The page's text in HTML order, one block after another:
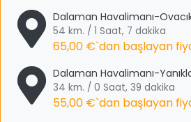
Dalaman Havalimanı-
54 km. / 1 Saat, 7 dakika
65,00 €`dan başlayan
Dalaman Havalimanı-
34 km. / 0 Saat, 39 dakika
55,00 €`dan başlayan